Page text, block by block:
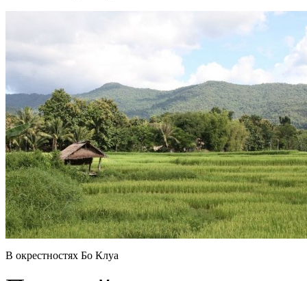
В окрестностях Бо Клуа